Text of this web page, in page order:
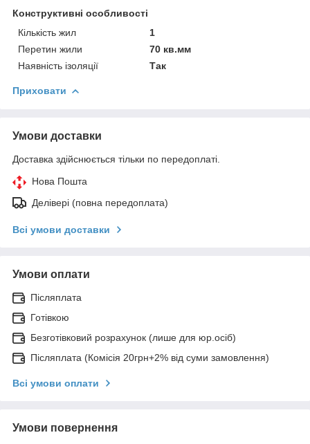
Конструктивні особливості
Кількість жил
1
Перетин жили
70 кв.мм
Наявність ізоляції
Так
Приховати
Умови доставки
Доставка здійснюється тільки по передоплаті.
Нова Пошта
Делівері (повна передоплата)
Всі умови доставки
Умови оплати
Післяплата
Готівкою
Безготівковий розрахунок (лише для юр.осіб)
Післяплата (Комісія 20грн+2% від суми замовлення)
Всі умови оплати
Умови повернення